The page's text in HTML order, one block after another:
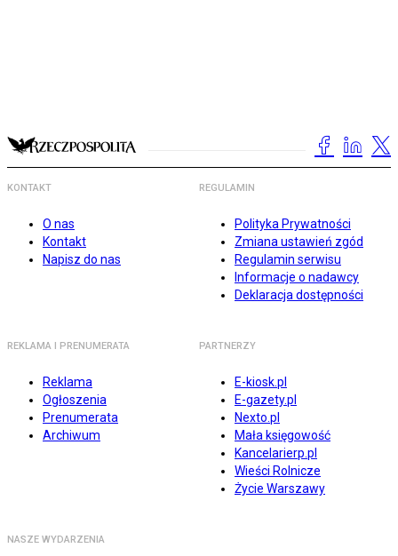
KONTAKT
O nas
Kontakt
Napisz do nas
REGULAMIN
Polityka Prywatności
Zmiana ustawień zgód
Regulamin serwisu
Informacje o nadawcy
Deklaracja dostępności
REKLAMA I PRENUMERATA
Reklama
Ogłoszenia
Prenumerata
Archiwum
PARTNERZY
E-kiosk.pl
E-gazety.pl
Nexto.pl
Mała księgowość
Kancelarierp.pl
Wieści Rolnicze
Życie Warszawy
NASZE WYDARZENIA